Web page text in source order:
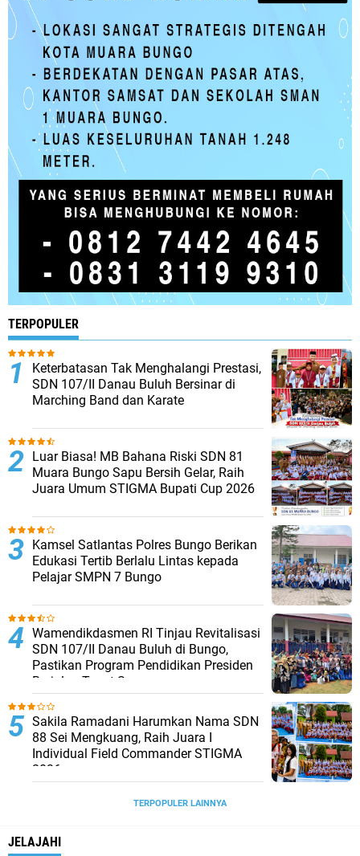
TERPOPULER
Keterbatasan Tak Menghalangi Prestasi,
SDN 107/II Danau Buluh Bersinar di
Marching Band dan Karate
Luar Biasa! MB Bahana Riski SDN 81
Muara Bungo Sapu Bersih Gelar, Raih
Juara Umum STIGMA Bupati Cup 2026
Kamsel Satlantas Polres Bungo Berikan
Edukasi Tertib Berlalu Lintas kepada
Pelajar SMPN 7 Bungo
Wamendikdasmen RI Tinjau Revitalisasi
SDN 107/II Danau Buluh di Bungo,
Pastikan Program Pendidikan Presiden
Berjalan Tepat Sasaran
Sakila Ramadani Harumkan Nama SDN
88 Sei Mengkuang, Raih Juara I
Individual Field Commander STIGMA
2026
TERPOPULER LAINNYA
JELAJAHI